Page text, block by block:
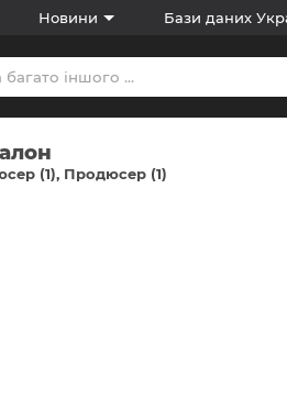
Новини Бази даних
(1) Продюсер (1)